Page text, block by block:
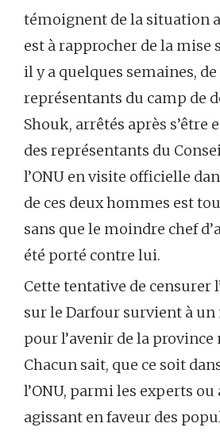
témoignent de la situation
est à rapprocher de la mise
il y a quelques semaines,
représentants du camp de
Shouk, arrêtés après s’être
des représentants du
l’ONU en visite officielle
de ces deux hommes est
sans que le moindre chef
été porté contre lui.
Cette tentative de censurer
sur le Darfour survient à
pour l’avenir de la province
Chacun sait, que ce soit
l’ONU, parmi les experts ou
agissant en faveur des